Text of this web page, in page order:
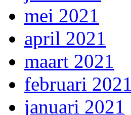
mei 2021
april 2021
maart 2021
februari 2021
januari 2021